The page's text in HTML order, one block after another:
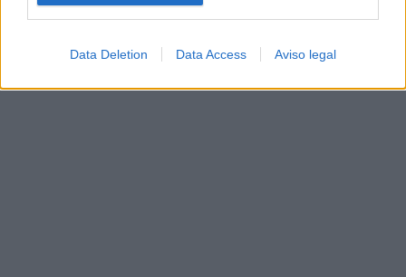
Data Deletion Data Access Aviso legal